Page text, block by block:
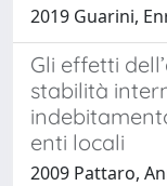
2019 Guarini,
Gli effetti
stabilità
enti locali
2009 Pattaro,